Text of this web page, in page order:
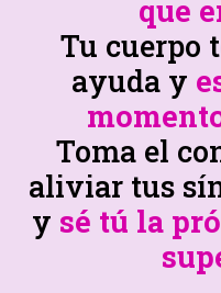
que
Tu cuerpo
ayuda y
Toma el
aliviar tus
y sé tú la